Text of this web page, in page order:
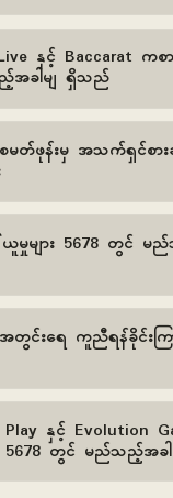
နှင့် Baccarat ကစား
ခါမျ ရှိသည်
တ်ဖုန်းမှ အသက်ရှင်စားခ
မှုများ 5678 တွင် မ
တွင်းရေ ကူညီရန်ခိုင်းက
Play နှင့် Evolution
း 5678 တွင် မည်သည့်အ